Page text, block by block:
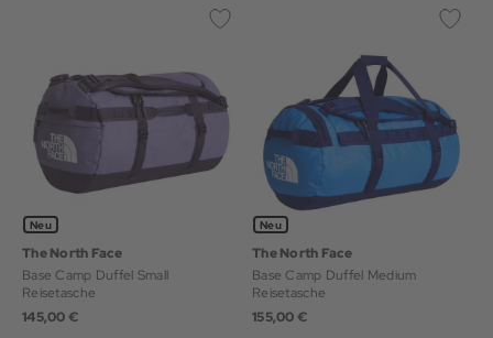
Neu
The North Face
Base Camp Duffel Small
Reisetasche
145,00 €
Neu
The North Face
Base Camp Duffel Medium
Reisetasche
155,00 €